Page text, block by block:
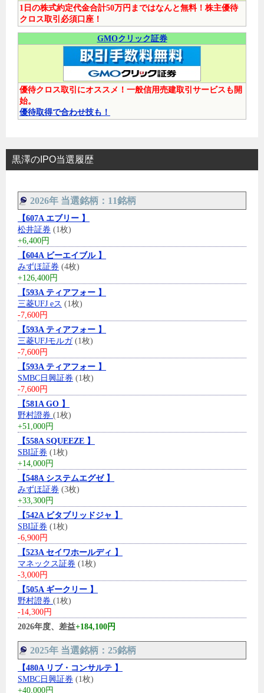
1日の株式約定代金合計50万円まではなんと無料！株主優待
クロス取引必須口座！
GMOクリック証券
優待クロス取引にオススメ！一般信用売建取引サービスも開
始。
優待取得で合わせ技も！
黒澤のIPO当選履歴
2026年 当選銘柄：11銘柄
【607A エブリー 】
松井証券 (1枚)
+6,400円
【604A ビーエイブル 】
みずほ証券 (4枚)
+126,400円
【593A ティアフォー 】
三菱UFJ eス (1枚)
-7,600円
【593A ティアフォー 】
三菱UFJモルガ(1枚)
-7,600円
【593A ティアフォー 】
SMBC日興証券 (1枚)
-7,600円
【581A GO 】
野村證券 (1枚)
+51,000円
【558A SQUEEZE 】
SBI証券 (1枚)
+14,000円
【548A システムエグゼ 】
みずほ証券 (3枚)
+33,300円
【542A ビタブリッドジャ 】
SBI証券 (1枚)
-6,900円
【523A セイワホールディ 】
マネックス証券 (1枚)
-3,000円
【505A ギークリー 】
野村證券 (1枚)
-14,300円
2026年度、差益+184,100円
2025年 当選銘柄：25銘柄
【480A リブ・コンサルテ 】
SMBC日興証券 (1枚)
+40,000円